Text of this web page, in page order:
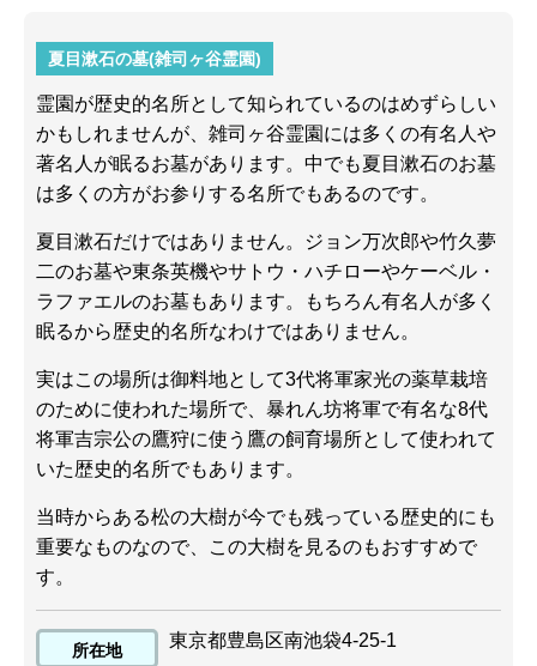
夏目漱石の墓(雑司ヶ谷霊園)
霊園が歴史的名所として知られているのはめずらしい
かもしれませんが、雑司ヶ谷霊園には多くの有名人や
著名人が眠るお墓があります。中でも夏目漱石のお墓
は多くの方がお参りする名所でもあるのです。
夏目漱石だけではありません。ジョン万次郎や竹久夢
二のお墓や東条英機やサトウ・ハチローやケーベル・
ラファエルのお墓もあります。もちろん有名人が多く
眠るから歴史的名所なわけではありません。
実はこの場所は御料地として3代将軍家光の薬草栽培
のために使われた場所で、暴れん坊将軍で有名な8代
将軍吉宗公の鷹狩に使う鷹の飼育場所として使われて
いた歴史的名所でもあります。
当時からある松の大樹が今でも残っている歴史的にも
重要なものなので、この大樹を見るのもおすすめで
す。
所在地 東京都豊島区南池袋4-25-1